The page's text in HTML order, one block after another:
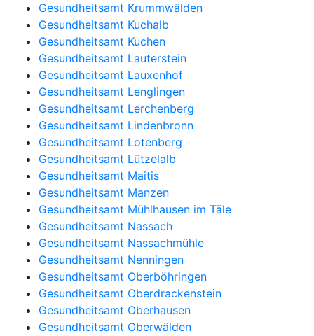
Gesundheitsamt Krummwälden
Gesundheitsamt Kuchalb
Gesundheitsamt Kuchen
Gesundheitsamt Lauterstein
Gesundheitsamt Lauxenhof
Gesundheitsamt Lenglingen
Gesundheitsamt Lerchenberg
Gesundheitsamt Lindenbronn
Gesundheitsamt Lotenberg
Gesundheitsamt Lützelalb
Gesundheitsamt Maitis
Gesundheitsamt Manzen
Gesundheitsamt Mühlhausen im Täle
Gesundheitsamt Nassach
Gesundheitsamt Nassachmühle
Gesundheitsamt Nenningen
Gesundheitsamt Oberböhringen
Gesundheitsamt Oberdrackenstein
Gesundheitsamt Oberhausen
Gesundheitsamt Oberwälden